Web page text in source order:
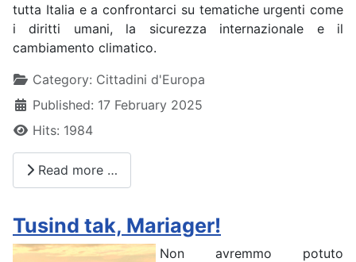
tutta Italia e a confrontarci su tematiche urgenti come
i diritti umani, la sicurezza internazionale e il
cambiamento climatico.
DetailsCategory: Cittadini d'Europa
Published: 17 February 2025
Hits: 1984
Read more …
Tusind tak, Mariager!
Non avremmo potuto